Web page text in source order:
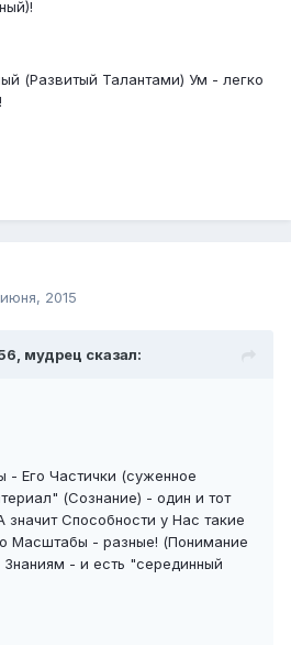
(Развитый Талантами) Ум - легко
2015
мудрец сказал:
- Его Частички (суженное
(Сознание) - один и тот
Способности у Нас такие
Масштабы - разные! (Понимание
- и есть "серединный